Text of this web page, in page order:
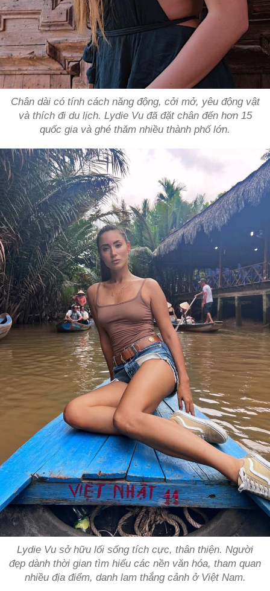
Chân dài có tính cách năng động, cởi mở, yêu động vật
và thích đi du lịch. Lydie Vu đã đặt chân đến hơn 15
quốc gia và ghé thăm nhiều thành phố lớn.
Lydie Vu sở hữu lối sống tích cực, thân thiện. Người
đẹp dành thời gian tìm hiểu các nền văn hóa, tham quan
nhiều địa điểm, danh lam thắng cảnh ở Việt Nam.